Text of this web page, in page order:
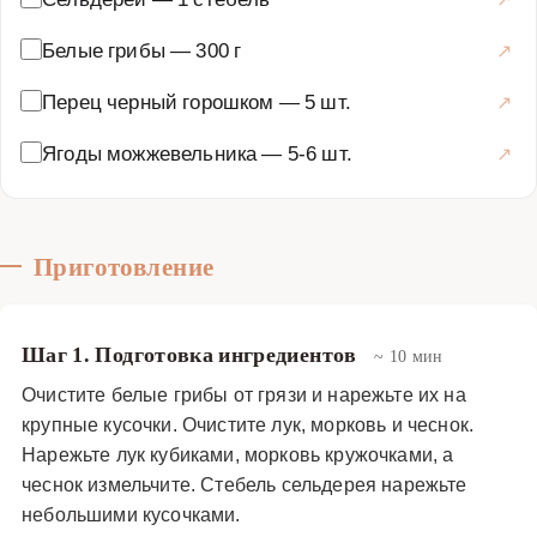
Белые грибы —300 г
Перец черный горошком — 5 шт.
Ягоды можжевельника— 5-6 шт.
Приготовление
Шаг 1. Подготовка ингредиентов ~ 10 мин
Очистите белые грибы от грязи и нарежьте их на
крупные кусочки. Очистите лук, морковь и чеснок.
Нарежьте лук кубиками, морковь кружочками, а
чеснок измельчите. Стебель сельдерея нарежьте
небольшими кусочками.